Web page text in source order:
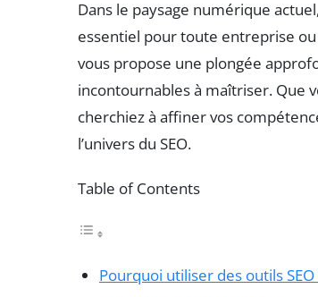
Dans le paysage numérique
essentiel pour toute entreprise
vous propose une plongée
incontournables à maîtriser. Que
cherchiez à affiner vos
l’univers du SEO.
Table of Contents
Pourquoi utiliser des outils SEO